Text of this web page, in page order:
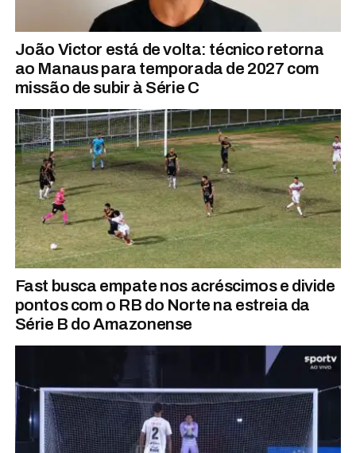
João Victor está de volta: técnico retorna
ao Manaus para temporada de 2027 com
missão de subir à Série C
Fast busca empate nos acréscimos e divide
pontos com o RB do Norte na estreia da
Série B do Amazonense